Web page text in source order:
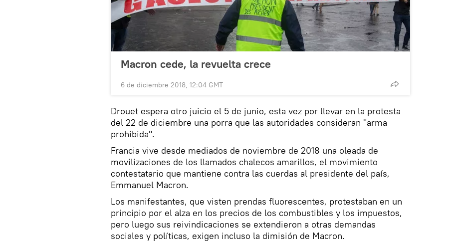
Macron cede, la revuelta crece
6 de diciembre 2018, 12:04 GMT
Drouet espera otro juicio el 5 de junio, esta vez por llevar en la protesta
del 22 de diciembre una porra que las autoridades consideran "arma
prohibida".
Francia vive desde mediados de noviembre de 2018 una oleada de
movilizaciones de los llamados chalecos amarillos, el movimiento
contestatario que mantiene contra las cuerdas al presidente del país,
Emmanuel Macron.
Los manifestantes, que visten prendas fluorescentes, protestaban en un
principio por el alza en los precios de los combustibles y los impuestos,
pero luego sus reivindicaciones se extendieron a otras demandas
sociales y políticas, exigen incluso la dimisión de Macron.